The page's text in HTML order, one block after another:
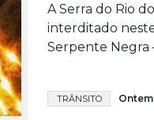
A Serra do Rio
interditado
Serpente Negra
TRÂNSITO